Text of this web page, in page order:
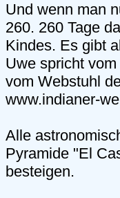
Und wenn man
260. 260 Tage
Kindes. Es gibt
Uwe spricht
vom Webstuhl
www.indianer-
Alle
Pyramide "El
besteigen.